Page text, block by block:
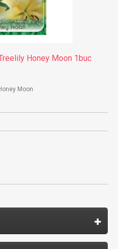
Honey Moon 1buc
Moon